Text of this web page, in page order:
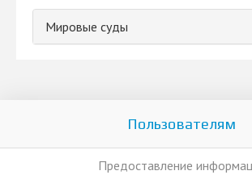
Мировые суды
Пользователям
Предоставление